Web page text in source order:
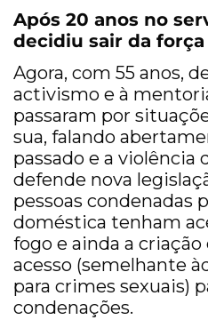
Após 20 anos no
decidiu sair da força
Agora, com 55 anos,
activismo e à
passaram por
sua, falando
passado e a violência
defende nova
pessoas condenadas
doméstica tenham
fogo e ainda a
acesso (semelhante
para crimes sexuais)
condenações.